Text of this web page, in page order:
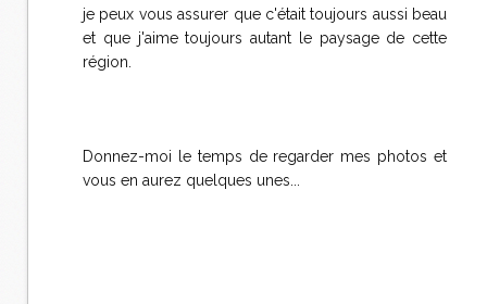
je peux vous assurer que c'était toujours aussi beau
et que j'aime toujours autant le paysage de cette
région.
Donnez-moi le temps de regarder mes photos et
vous en aurez quelques unes...